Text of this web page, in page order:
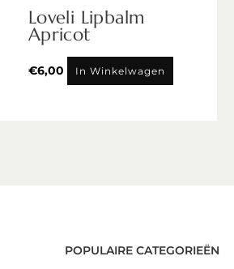
Loveli Lipbalm
Apricot
€6,00 In Winkelwagen
POPULAIRE CATEGORIEËN